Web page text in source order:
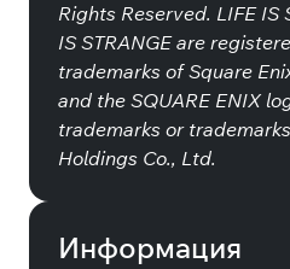
Rights Reserved. LIFE IS
IS STRANGE are
trademarks of Square
and the SQUARE ENIX
trademarks or
Holdings Co., Ltd.
Информация